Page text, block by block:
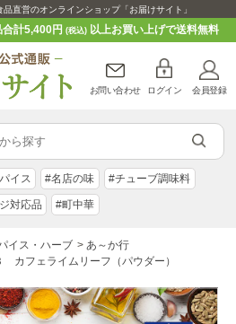
直営のオンラインショップ「お届けサイト」
合計5,400円 (税込)以上お買い上げで送料無料
お問い合わせ ログイン 会員登録
イス #名店の味 #チューブ調味料
対応品 #町中華
イス・ハーブ > あ～か行
カフェライムリーフ（パウダー）